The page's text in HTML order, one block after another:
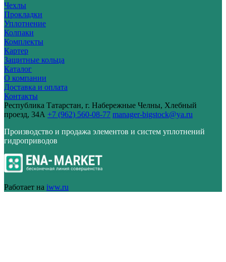
Чехлы
Прокладки
Уплотнение
Колпаки
Комплекты
Картер
Защитные кольца
Каталог
О компании
Доставка и оплата
Контакты
Республика Татарстан, г. Набережные Челны, Хлебный
проезд, 34А +7 (962) 560-08-77 manager-bigstock@ya.ru
Производство и продажа элементов и систем уплотнений
гидроприводов
Работает на iww.ru